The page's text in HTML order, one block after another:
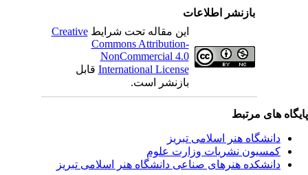
بازنشر اطلاعات
این مقاله تحت شرایطCreative
Commons Attribution-
NonCommercial 4.0
International Licenseقابل
بازنشر است.
مرتبط
هنر اسلامی تبریز
نشریات وزارت علوم
هنرهای صناعی دانشگاه هنر اسلامی تبریز